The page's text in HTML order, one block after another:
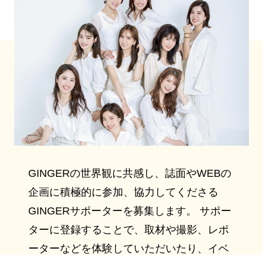
GINGERの世界観に共感し、誌面やWEBの
企画に積極的に参加、協力してくださる
GINGERサポーターを募集します。 サポー
ターに登録することで、取材や撮影、レポ
ーターなどを体験していただいたり、イベ